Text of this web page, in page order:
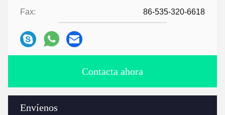
Fax: 86-535-320-6618
Contacta ahora
Envíenos